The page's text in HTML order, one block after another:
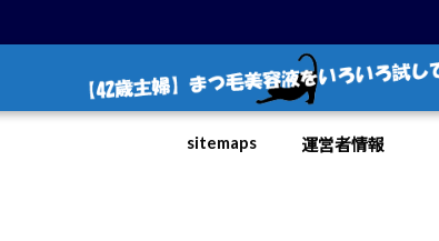
sitemaps 運営者情報